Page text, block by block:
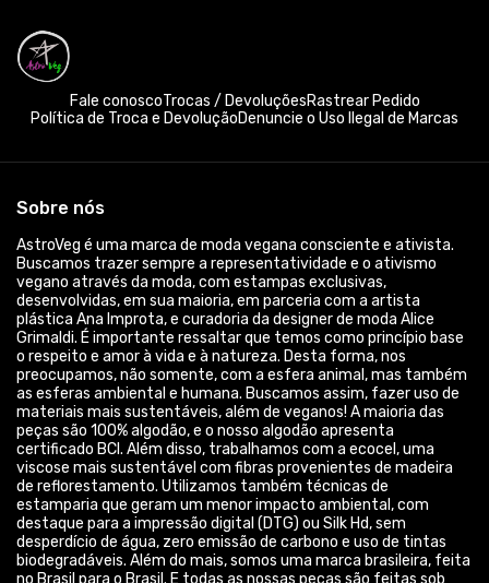
Fale conoscoTrocas / DevoluçõesRastrear Pedido
Política de Troca e DevoluçãoDenuncie o Uso Ilegal de Marcas
Sobre nós
AstroVeg é uma marca de moda vegana consciente e ativista.
Buscamos trazer sempre a representatividade e o ativismo
vegano através da moda, com estampas exclusivas,
desenvolvidas, em sua maioria, em parceria com a artista
plástica Ana Improta, e curadoria da designer de moda Alice
Grimaldi. É importante ressaltar que temos como princípio base
o respeito e amor à vida e à natureza. Desta forma, nos
preocupamos, não somente, com a esfera animal, mas também
as esferas ambiental e humana. Buscamos assim, fazer uso de
materiais mais sustentáveis, além de veganos! A maioria das
peças são 100% algodão, e o nosso algodão apresenta
certificado BCI. Além disso, trabalhamos com a ecocel, uma
viscose mais sustentável com fibras provenientes de madeira
de reflorestamento. Utilizamos também técnicas de
estamparia que geram um menor impacto ambiental, com
destaque para a impressão digital (DTG) ou Silk Hd, sem
desperdício de água, zero emissão de carbono e uso de tintas
biodegradáveis. Além do mais, somos uma marca brasileira, feita